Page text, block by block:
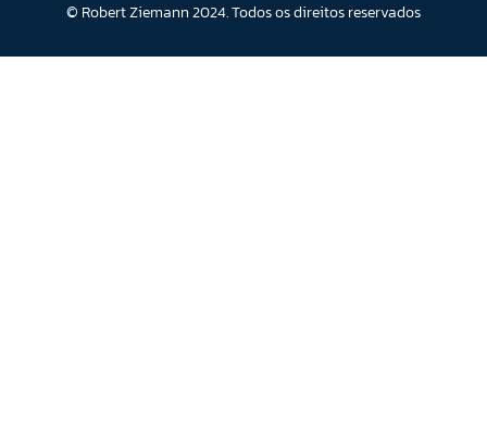
© Robert Ziemann 2024. Todos os direitos reservados